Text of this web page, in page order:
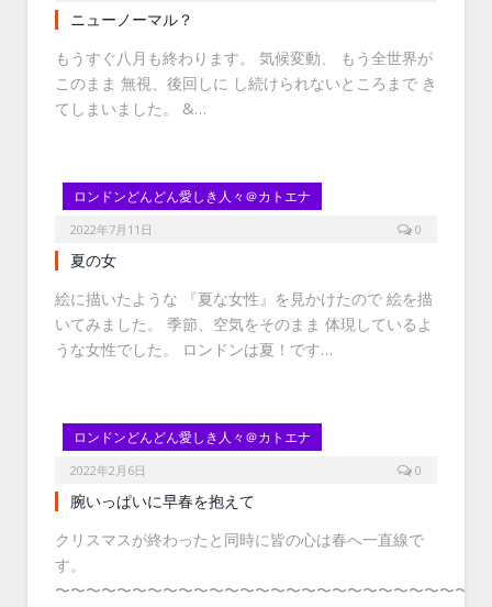
ニューノーマル？
もうすぐ八月も終わります。 気候変動、 もう全世界が
このまま 無視、後回しに し続けられないところまで き
てしまいました。 &…
ロンドンどんどん愛しき人々＠カトエナ
2022年7月11日 0
夏の女
絵に描いたような 『夏な女性』を見かけたので 絵を描
いてみました。 季節、空気をそのまま 体現しているよ
うな女性でした。 ロンドンは夏！です…
ロンドンどんどん愛しき人々＠カトエナ
2022年2月6日 0
腕いっぱいに早春を抱えて
クリスマスが終わったと同時に皆の心は春へ一直線で
す。
〜〜〜〜〜〜〜〜〜〜〜〜〜〜〜〜〜〜〜〜〜〜〜〜〜〜〜〜